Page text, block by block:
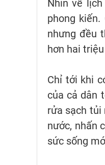
Nhìn về
phong
nhưng đều
hơn hai
Chỉ tới khi
của cả dân
rửa sạch tủi
nước, nhấn
sức sống